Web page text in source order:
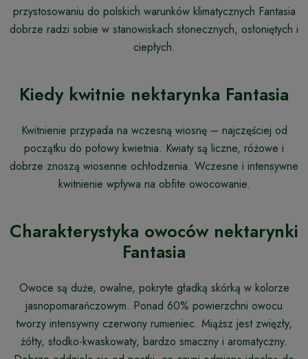
przystosowaniu do polskich warunków klimatycznych Fantasia
dobrze radzi sobie w stanowiskach słonecznych, osłoniętych i
ciepłych.
Kiedy kwitnie nektarynka Fantasia
Kwitnienie przypada na wczesną wiosnę – najczęściej od
początku do połowy kwietnia. Kwiaty są liczne, różowe i
dobrze znoszą wiosenne ochłodzenia. Wczesne i intensywne
kwitnienie wpływa na obfite owocowanie.
Charakterystyka owoców nektarynki
Fantasia
Owoce są duże, owalne, pokryte gładką skórką w kolorze
jasnopomarańczowym. Ponad 60% powierzchni owocu
tworzy intensywny czerwony rumieniec. Miąższ jest zwięzły,
żółty, słodko-kwaskowaty, bardzo smaczny i aromatyczny.